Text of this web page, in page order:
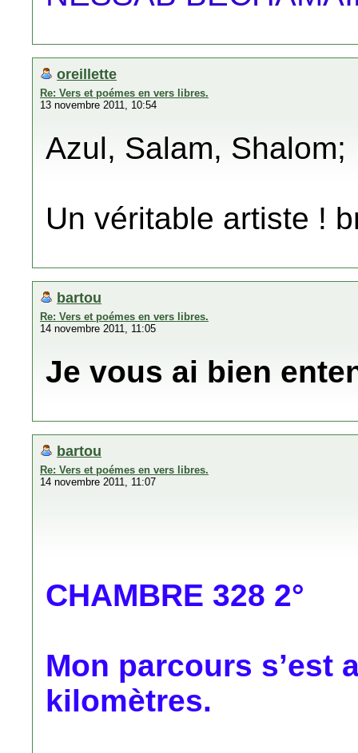
oreillette
Re: Vers et poémes en vers libres.
13 novembre 2011, 10:54
Azul, Salam, Shalom;
Un véritable artiste !
bartou
Re: Vers et poémes en vers libres.
14 novembre 2011, 11:05
Je vous ai bien
bartou
Re: Vers et poémes en vers libres.
14 novembre 2011, 11:07
CHAMBRE 328 2°
Mon parcours s’est
kilomètres.